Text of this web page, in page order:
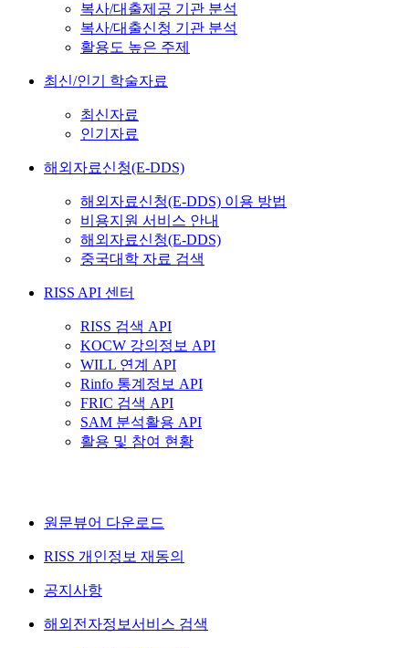
복사/대출제공 기관 분석
복사/대출신청 기관 분석
활용도 높은 주제
최신/인기 학술자료
최신자료
인기자료
해외자료신청(E-DDS)
해외자료신청(E-DDS) 이용 방법
비용지원 서비스 안내
해외자료신청(E-DDS)
중국대학 자료 검색
RISS API 센터
RISS 검색 API
KOCW 강의정보 API
WILL 연계 API
Rinfo 통계정보 API
FRIC 검색 API
SAM 분석활용 API
활용 및 참여 현황
원문뷰어 다운로드
RISS 개인정보 재동의
공지사항
해외전자정보서비스 검색